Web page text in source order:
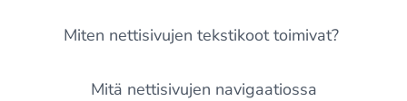
Miten nettisivujen tekstikoot toimivat?
Mitä nettisivujen navigaatiossa